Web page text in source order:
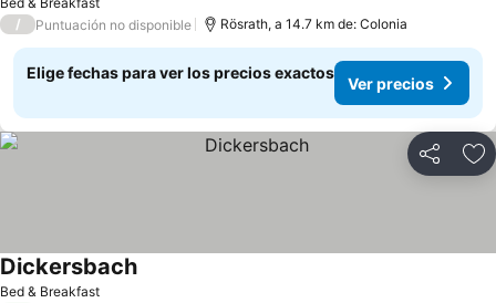
/ Puntuación no disponible Rösrath, a 14.7 km de: Colonia
Elige fechas para ver los precios exactos
Ver precios
Compartir
Bed & Breakfast
DickersbachVer precios